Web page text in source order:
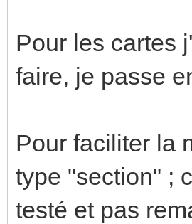
Pour les cartes
faire, je passe
Pour faciliter la
type "section" ;
testé et pas